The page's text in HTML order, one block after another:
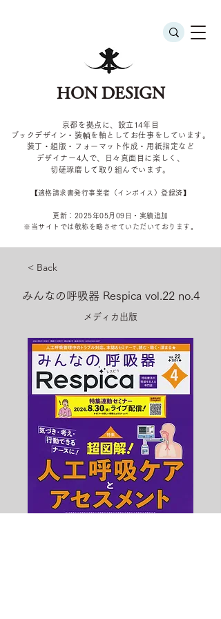
HON DESIGN
京都を拠点に、設立14年目
ブックデザイン・装幀を軸としてお仕事をしています。
装丁・組版・フォーマット作成・用紙指定など
デザイナー4 人で、日々真面目に楽しく、
切磋琢磨して取り組んでいます。
​【適格請求書発行事業者（インボイス）登録済】
更新：2025年05 月09 日・実績追加
​※当サイトでは敬称を 略させていただいております。
< Back
みんなの呼吸器 Respica vol.22 no.4
メディカ出版